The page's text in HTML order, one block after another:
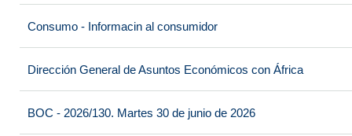
Consumo - Informacin al consumidor
Dirección General de Asuntos Económicos con África
BOC - 2026/130. Martes 30 de junio de 2026